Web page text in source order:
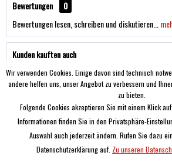
Bewertungen
0
Bewertungen lesen, schreiben und diskutieren...
Kunden kauften auch
SERVICE
Informationen
Wir verwenden Cookies. Einige davon sind technisch
andere helfen uns, unser Angebot zu verbessern und
zu bieten.
Folgende Cookies akzeptieren Sie mit einem Klick
Informationen finden Sie in den Privatsphäre-
Auswahl auch jederzeit ändern. Rufen Sie dazu
Datenschutzerklärung auf. Zu unseren